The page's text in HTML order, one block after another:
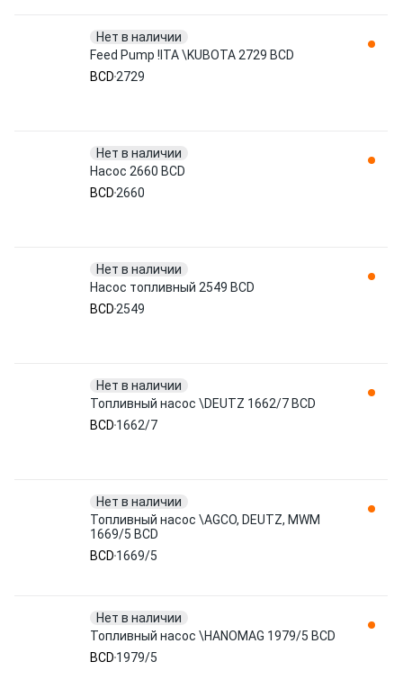
Нет в наличии
Feed Pump !ITA \KUBOTA 2729 BCD
BCD 2729
Нет в наличии
Насос 2660 BCD
BCD 2660
Нет в наличии
Насос топливный 2549 BCD
BCD 2549
Нет в наличии
Топливный насос \DEUTZ 1662/7 BCD
BCD 1662/7
Нет в наличии
Топливный насос \AGCO, DEUTZ, MWM
1669/5 BCD
BCD 1669/5
Нет в наличии
Топливный насос \HANOMAG 1979/5 BCD
BCD 1979/5